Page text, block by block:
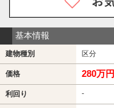
基本情報
建物種別 区分
価格 280万円
利回り -